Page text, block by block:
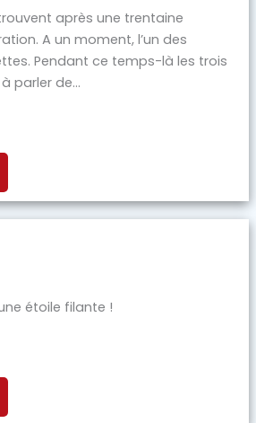
après une trentaine
A un moment, l’un des
Pendant ce temps-là les trois
parler de...
étoile filante !